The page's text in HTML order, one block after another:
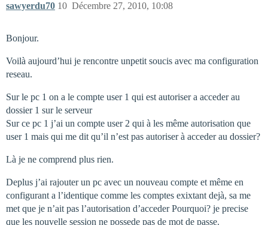
sawyerdu70 Décembre 27, 2010, 10:08
10
Bonjour.
Voilà aujourd’hui je rencontre unpetit soucis avec ma configuration
reseau.
Sur le pc 1 on a le compte user 1 qui est autoriser a acceder au
dossier 1 sur le serveur
Sur ce pc 1 j’ai un compte user 2 qui à les même autorisation que
user 1 mais qui me dit qu’il n’est pas autoriser à acceder au dossier?
Là je ne comprend plus rien.
Deplus j’ai rajouter un pc avec un nouveau compte et même en
configurant a l’identique comme les comptes exixtant dejà, sa me
met que je n’ait pas l’autorisation d’acceder Pourquoi? je precise
que les nouvelle session ne possede pas de mot de passe.